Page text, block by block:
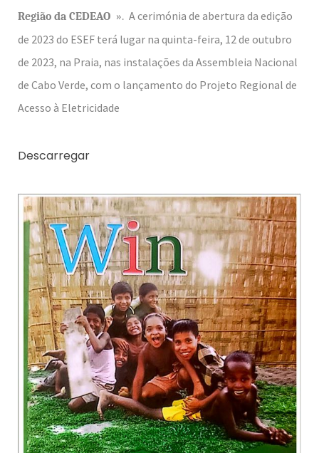
Região da CEDEAO ». A cerimónia de abertura da edição
de 2023 do ESEF terá lugar na quinta-feira, 12 de outubro
de 2023, na Praia, nas instalações da Assembleia Nacional
de Cabo Verde, com o lançamento do Projeto Regional de
Acesso à Eletricidade
Descarregar